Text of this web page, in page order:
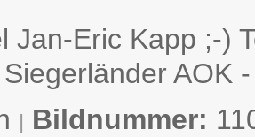
Jan-Eric Kapp ;-)
AOK
| Bildnummer: